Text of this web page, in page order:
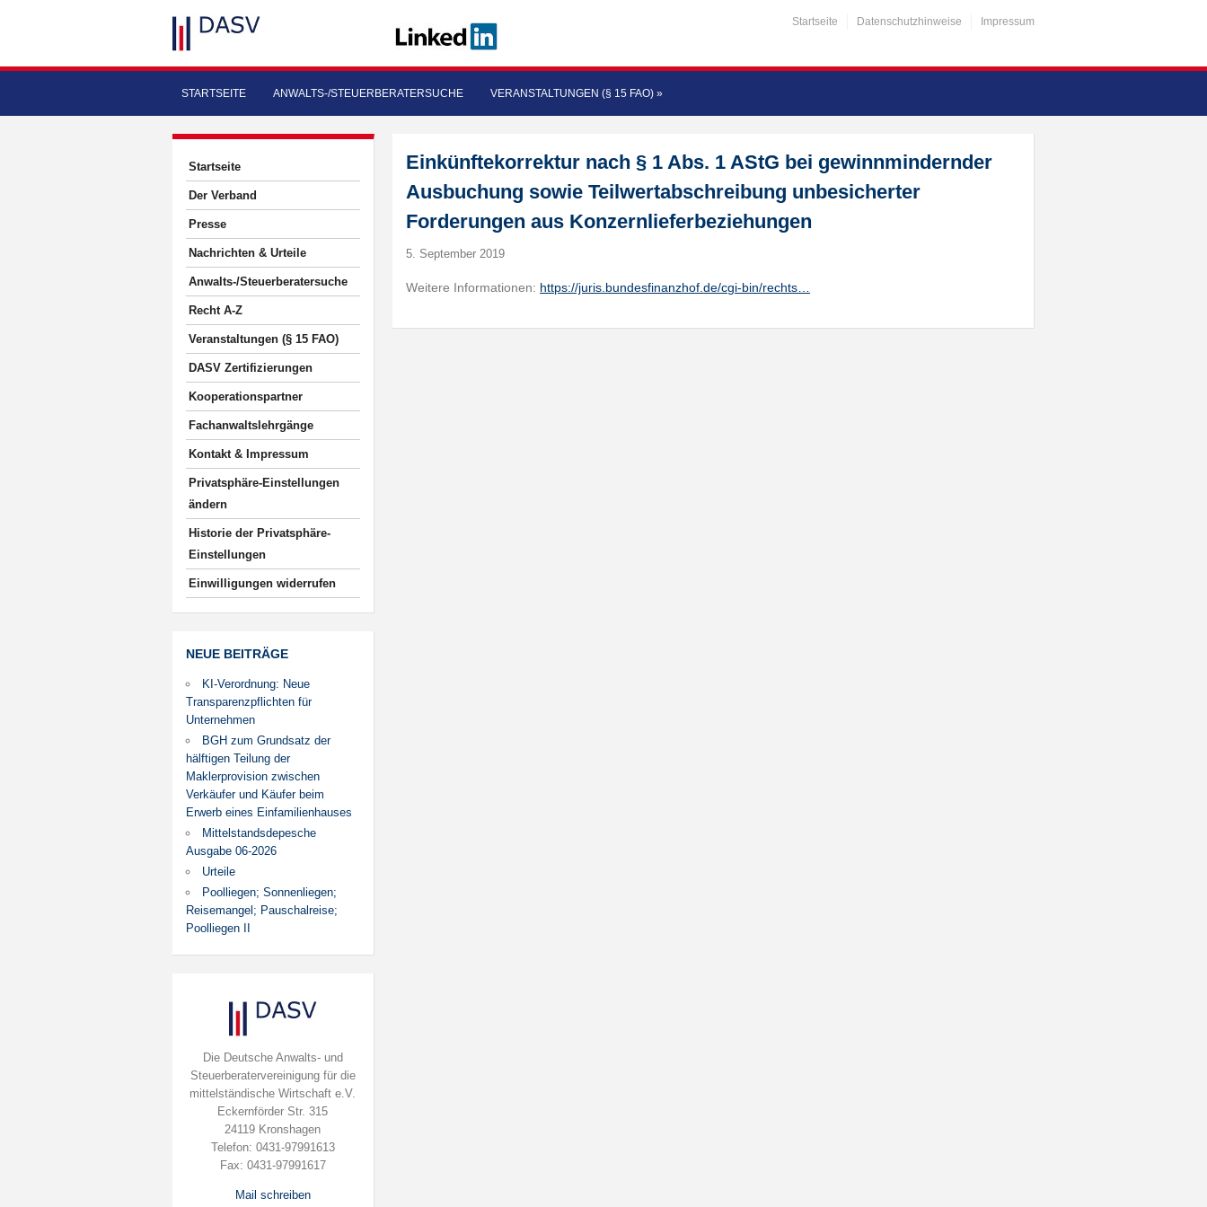
Startseite Datenschutzhinweise Impressum
STARTSEITE ANWALTS-/STEUERBERATERSUCHE VERANSTALTUNGEN (§ 15 FAO) »
Startseite
Der Verband
Presse
Nachrichten & Urteile
Anwalts-/Steuerberatersuche
Recht A-Z
Veranstaltungen (§ 15 FAO)
DASV Zertifizierungen
Kooperationspartner
Fachanwaltslehrgänge
Kontakt & Impressum
Privatsphäre-Einstellungen
ändern
Historie der Privatsphäre-
Einstellungen
Einwilligungen widerrufen
NEUE BEITRÄGE
KI-Verordnung: Neue
Transparenzpflichten für
Unternehmen
BGH zum Grundsatz der
hälftigen Teilung der
Maklerprovision zwischen
Verkäufer und Käufer beim
Erwerb eines Einfamilienhauses
Mittelstandsdepesche
Ausgabe 06-2026
Urteile
Poolliegen; Sonnenliegen;
Reisemangel; Pauschalreise;
Poolliegen II
Die Deutsche Anwalts- und
Steuerberatervereinigung für die
mittelständische Wirtschaft e.V.
Eckernförder Str. 315
24119 Kronshagen
Telefon: 0431-97991613
Fax: 0431-97991617
Mail schreiben
Einkünftekorrektur nach § 1 Abs. 1 AStG bei gewinnmindernder
Ausbuchung sowie Teilwertabschreibung unbesicherter
Forderungen aus Konzernlieferbeziehungen
5. September 2019
Weitere Informationen: https://juris.bundesfinanzhof.de/cgi-bin/rechts…